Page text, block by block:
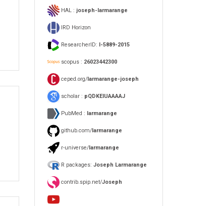
HAL : joseph-larmarange
IRD Horizon
ResearcherID: I-5889-2015
scopus : 26023442300
ceped.org/larmarange-joseph
scholar : pQDKEIUAAAAJ
PubMed : larmarange
github.com/larmarange
r-universe/larmarange
R packages: Joseph Larmarange
contrib.spip.net/Joseph